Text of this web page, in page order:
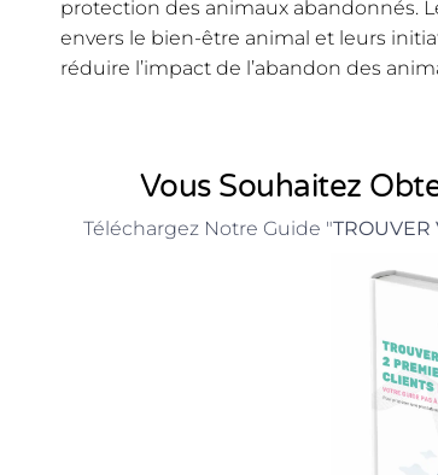
protection des animaux abandonnés.
envers le bien-être animal et leurs
réduire l’impact de l’abandon des
Vous Souhaitez
Téléchargez Notre Guide "TROUVER